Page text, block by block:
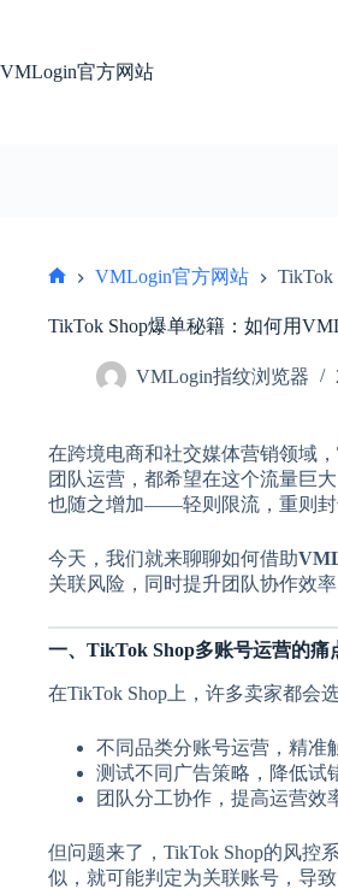
内
VMLogin官方网站
页
VMLogin官方网站
TikTok Shop爆单秘籍：如何用
VMLogin指纹浏览器
在跨境电商和社交媒体营销领域，
团队运营，都希望在这个流量巨
也随之增加——轻则限流，重则封
今天，我们就来聊聊如何借助
关联风险，同时提升团队协作效
一、TikTok Shop多账号运营的痛
在TikTok Shop上，许多卖家都会
不同品类分账号运营，精准
测试不同广告策略，降低试
团队分工协作，提高运营效
但问题来了，TikTok Shop的风控
似，就可能判定为关联账号，导致